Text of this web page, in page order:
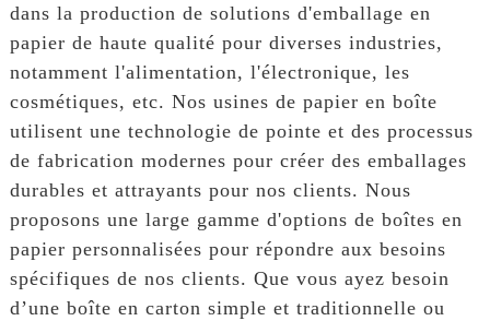
dans la production de solutions d'emballage en
papier de haute qualité pour diverses industries,
notamment l'alimentation, l'électronique, les
cosmétiques, etc. Nos usines de papier en boîte
utilisent une technologie de pointe et des processus
de fabrication modernes pour créer des emballages
durables et attrayants pour nos clients. Nous
proposons une large gamme d'options de boîtes en
papier personnalisées pour répondre aux besoins
spécifiques de nos clients. Que vous ayez besoin
d’une boîte en carton simple et traditionnelle ou